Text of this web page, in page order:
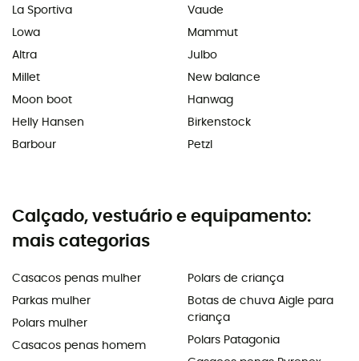
La Sportiva
Lowa
Altra
Millet
Moon boot
Helly Hansen
Barbour
Vaude
Mammut
Julbo
New balance
Hanwag
Birkenstock
Petzl
Calçado, vestuário e equipamento:
mais categorias
Casacos penas mulher
Parkas mulher
Polars mulher
Casacos penas homem
Polars de criança
Botas de chuva Aigle para
criança
Polars Patagonia